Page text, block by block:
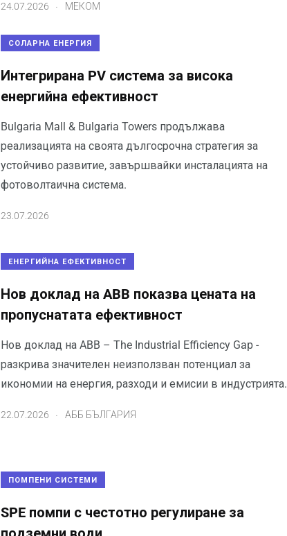
24.07.2026 МЕКОМ
СОЛАРНА ЕНЕРГИЯ
Интегрирана PV система за висока
енергийна ефективност
Bulgaria Mall & Bulgaria Towers продължава
реализацията на своята дългосрочна стратегия за
устойчиво развитие, завършвайки инсталацията на
фотоволтаична система.
23.07.2026
ЕНЕРГИЙНА ЕФЕКТИВНОСТ
Нов доклад на ABB показва цената на
пропуснатата ефективност
Нов доклад на ABB – The Industrial Efficiency Gap -
разкрива значителен неизползван потенциал за
икономии на енергия, разходи и емисии в индустрията.
22.07.2026 АББ БЪЛГАРИЯ
ПОМПЕНИ СИСТЕМИ
SPE помпи с честотно регулиране за